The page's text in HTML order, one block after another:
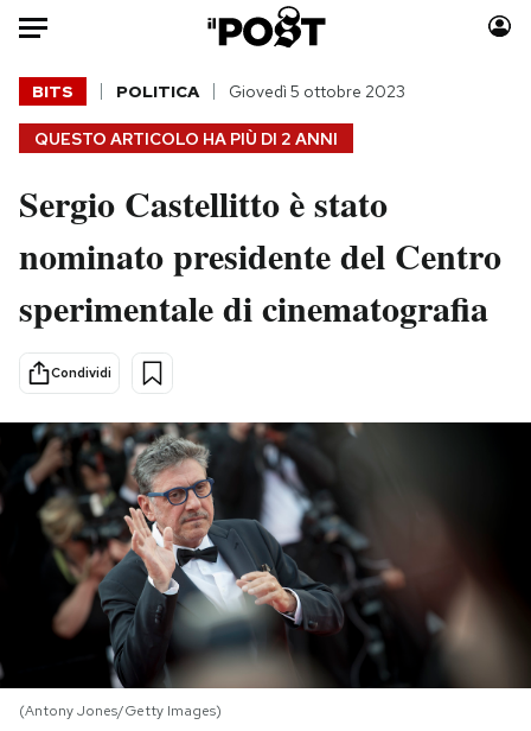
Auto
HOME
Italia
Politica
Tecnologia
Scienza
Economia
Sport
Moda
Consumismi
Storie/Idee
Altrecose
PODCAST
NEWSLETTER
QUESTO ARTICOLO HA PIÙ DI 2 ANNI
BITS POLITICA Giovedì 5 ottobre 2023
Sergio Castellitto è stato
nominato presidente del Centro
sperimentale di cinematografia
Condividi
(Antony Jones/Getty Images)